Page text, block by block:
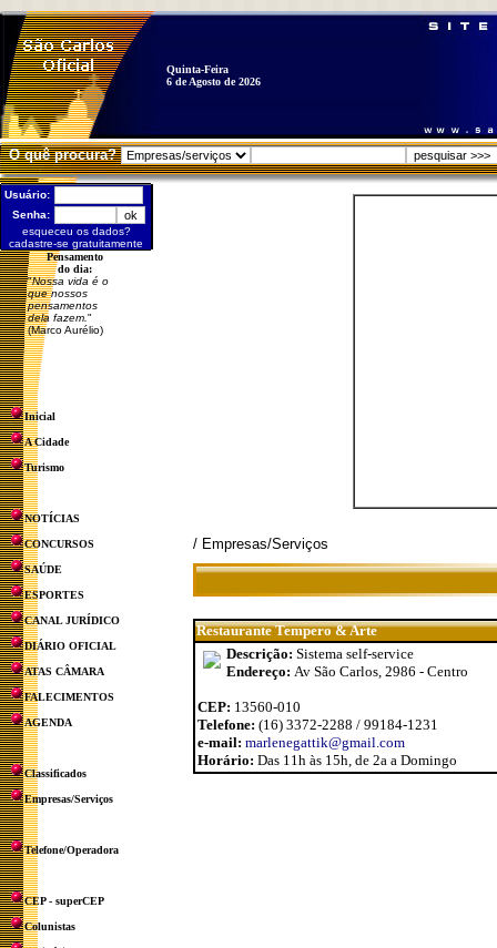
Quinta-Feira
6 de Agosto de 2026
O quê procura?
Usuário:
Senha:
esqueceu os dados?
cadastre-se gratuitamente
Pensamento
do dia:
"Nossa vida é o
que nossos
pensamentos
dela fazem. "
(Marco Aurélio)
Inicial
A Cidade
Turismo
NOTÍCIAS
CONCURSOS
SAÚDE
ESPORTES
CANAL JURÍDICO
DIÁRIO OFICIAL
ATAS CÂMARA
FALECIMENTOS
AGENDA
Classificados
Empresas/Serviços
Telefone/Operadora
CEP - superCEP
Colunistas
/ Empresas/Serviços
Restaurante Tempero & Arte
Descrição: Sistema self-service
Endereço: Av São Carlos, 2986 - Centro
CEP: 13560-010
Telefone: (16) 3372-2288 / 99184-1231
e-mail: marlenegattik@gmail.com
Horário: Das 11h às 15h, de 2a a Domingo